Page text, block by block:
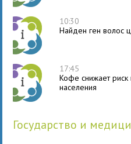
10:30
Найден ген волос
17:45
Кофе снижает риск
населения
государство и